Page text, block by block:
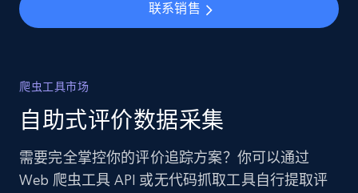
联系销售
爬虫工具市场
自助式评价数据采集
需要完全掌控你的评价追踪方案？你可以通过
Web 爬虫工具 API 或无代码抓取工具自行提取评